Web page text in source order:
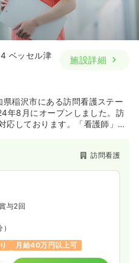
ベッセル津
施設詳細
県稲沢市にある訪問看護ステー
年8月にオープンしました。訪
しております。「看護師」
たにサテライトを開設されまし
訪問看護
与2回
月給40万円以上可